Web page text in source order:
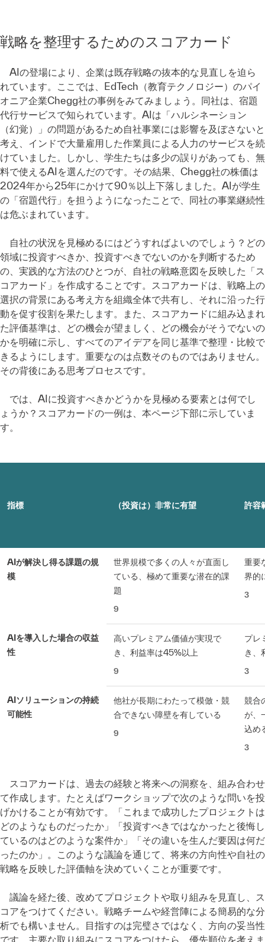
戦略を整理するためのスコアカード
AIの登場により、企業は既存戦略の抜本的な見直しを迫ら
れています。ここでは、EdTech（教育テクノロジー）のパイ
オニア企業Chegg社の事例をみてみましょう。同社は、宿題
代行サービスで知られています。AIは「ハルシネーション
（幻覚）」の問題があるため自社事業には影響を及ぼさないと
考え、インドで大量雇用した作業員による人力のサービスを続
けていました。しかし、学生たちは多少の誤りがあっても、無
料で使えるAIを選んだのです。その結果、Chegg社の株価は
2024年から25年にかけて90％以上下落しました。AIが学生
の「宿題代行」を担うようになったことで、同社の事業継続性
は危ぶまれています。
自社の状況を見極めるにはどうすればよいのでしょう？どの
領域に投資すべきか、投資すべきでないのかを判断するため
の、実践的な方法のひとつが、自社の戦略意図を反映した「ス
コアカード」を作成することです。スコアカードは、戦略上の
選択の背景にある考え方を組織全体で共有し、それに沿った行
動を促す役割を果たします。また、スコアカードに組み込まれ
た評価基準は、どの機会が望ましく、どの機会がそうでないの
かを明確に示し、すべてのアイデアを同じ基準で整理・比較で
きるようにします。重要なのは点数そのものではありません。
その背後にある思考プロセスです。
では、AIに投資すべきかどうかを見極める要素とは何でし
ょうか？スコアカードの一例は、本ページ下部に示していま
す。
指標 （投資は）非常に有望 許容
AIが解決し得る課題の規
模
世界規模で多くの人々が直面し
ている、極めて重要な潜在的課
題
9
重要
界的
3
AIを導入した場合の収益
性
高いプレミアム価値が実現で
き、利益率は45%以上
9
プレ
き、
3
AIソリューションの持続
可能性
他社が長期にわたって模倣・競
合できない障壁を有している
9
競合
が、
込め
3
スコアカードは、過去の経験と将来への洞察を、組み合わせ
て作成します。たとえばワークショップで次のような問いを投
げかけることが有効です。「これまで成功したプロジェクトは
どのようなものだったか」「投資すべきではなかったと後悔し
ているのはどのような案件か」「その違いを生んだ要因は何だ
ったのか」。このような議論を通じて、将来の方向性や自社の
戦略を反映した評価軸を決めていくことが重要です。
議論を経た後、改めてプロジェクトや取り組みを見直し、ス
コアをつけてください。戦略チームや経営陣による簡易的な分
析でも構いません。目指すのは完璧さではなく、方向の妥当性
です。主要な取り組みにスコアをつけたら、優先順位を考えま